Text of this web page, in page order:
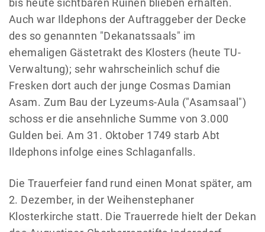
Auch war Ildephons der Auftraggeber der Decke
des so genannten "Dekanatssaals" im
ehemaligen Gästetrakt des Klosters (heute TU-
Verwaltung); sehr wahrscheinlich schuf die
Fresken dort auch der junge Cosmas Damian
Asam. Zum Bau der Lyzeums-Aula ("Asamsaal")
schoss er die ansehnliche Summe von 3.000
Gulden bei. Am 31. Oktober 1749 starb Abt
Ildephons infolge eines Schlaganfalls.
Die Trauerfeier fand rund einen Monat später, am
2. Dezember, in der Weihenstephaner
Klosterkirche statt. Die Trauerrede hielt der Dekan